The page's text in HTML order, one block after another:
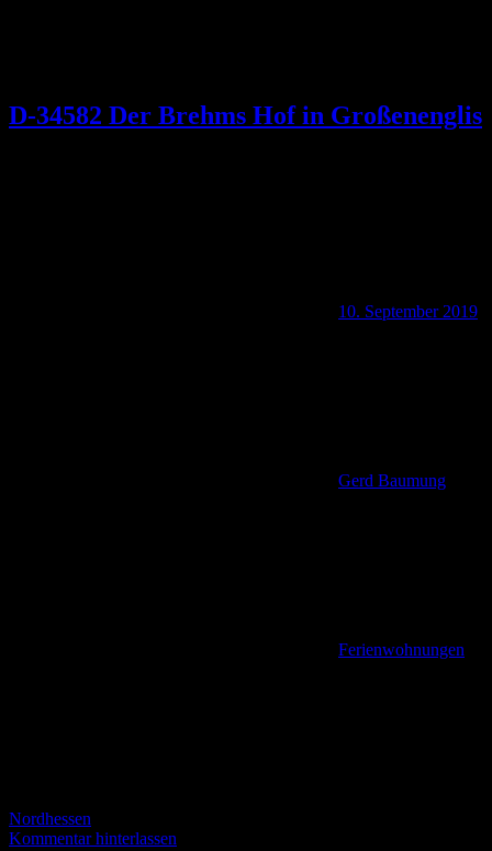
D-34582 Der Brehms Hof in Großenenglis
10. September 2019
Gerd Baumung
Ferienwohnungen
Nordhessen
Kommentar hinterlassen